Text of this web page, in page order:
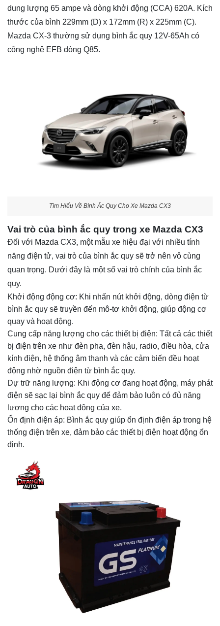
dung lượng 65 ampe và dòng khởi động (CCA) 620A. Kích
thước của bình 229mm (D) x 172mm (R) x 225mm (C).
Mazda CX-3 thường sử dụng bình ắc quy 12V-65Ah có
công nghệ EFB dòng Q85.
Tìm Hiểu Về Bình Ắc Quy Cho Xe Mazda CX3
Vai trò của bình ắc quy trong xe Mazda CX3
Đối với Mazda CX3, một mẫu xe hiệu đại với nhiều tính
năng điện tử, vai trò của bình ắc quy sẽ trở nên vô cùng
quan trọng. Dưới đây là một số vai trò chính của bình ắc
quy.
Khởi động động cơ: Khi nhấn nút khởi động, dòng điện từ
bình ắc quy sẽ truyền đến mô-tơ khởi động, giúp động cơ
quay và hoạt động.
Cung cấp năng lượng cho các thiết bị điện: Tất cả các thiết
bị điện trên xe như đèn pha, đèn hậu, radio, điều hòa, cửa
kính điện, hệ thống âm thanh và các cảm biến đều hoạt
động nhờ nguồn điện từ bình ắc quy.
Dự trữ năng lượng: Khi động cơ đang hoạt động, máy phát
điện sẽ sạc lại bình ắc quy để đảm bảo luôn có đủ năng
lượng cho các hoạt động của xe.
Ổn định điện áp: Bình ắc quy giúp ổn định điện áp trong hệ
thống điện trên xe, đảm bảo các thiết bị điện hoạt động ổn
định.